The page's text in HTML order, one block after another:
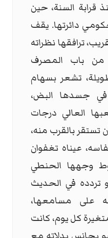
قرابة السنة، حين
دائرتها. يقف
ترافقها نظراته
باب المصرف
تشعر بسهام
جسدها البض،
العالي درجات
تستقر بالقرب منه،
عيناه تغفوان
وجهها الحنطي
تردده في الحديث
على مسامعها،
كل يوم، كانت